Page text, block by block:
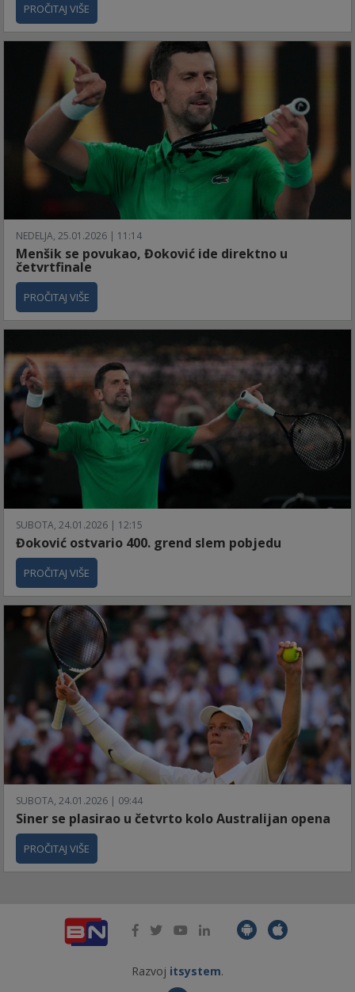
PROČITAJ VIŠE
NEDELJA, 25.01.2026 | 11:14
Menšik se povukao, Đoković ide direktno u
četvrtfinale
PROČITAJ VIŠE
SUBOTA, 24.01.2026 | 12:15
Đoković ostvario 400. grend slem pobjedu
PROČITAJ VIŠE
SUBOTA, 24.01.2026 | 09:44
Siner se plasirao u četvrto kolo Australijan opena
PROČITAJ VIŠE
Razvoj itsystem.